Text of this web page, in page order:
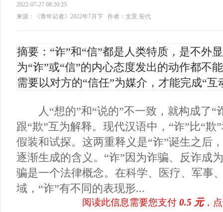
2022-07-27 08:20:25
来源：《青年记者》2022年7月下
作者：文景 安代
摘要：“诈”和“信”都是人类特质，是不外
为“诈”或“信”的内心态度发出的动作都不
需要以对方的“信任”为媒介，才能完成“互
人“想的”和“说的”不一致，就构成了“
跟“欺”互为解释。现代汉语中，“诈”比“欺
假装和试探。这两重释义是“诈”诞生之后
逐渐生成的含义。“诈”因为诈骗、反诈成
骗是一个法律概念。在科学、医疗、军事
域，“诈”有不同的表现形...
阅读此信息需要您支付 0.5 元，